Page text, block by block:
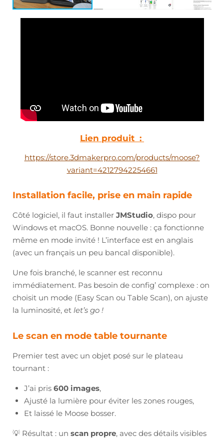
Lien produit :
https://store.3dmakerpro.com/products/moose?
variant=42127942254661
Installation facile, prise en main rapide
Côté logiciel, il faut installer JMStudio, dispo pour
Windows et macOS. Bonne nouvelle : ça fonctionne
même en mode invité ! L’interface est en anglais
(avec un français un peu bancal disponible).
Une fois branché, le scanner est reconnu
immédiatement. Pas besoin de config’ complexe : on
choisit un mode (Easy Scan ou Table Scan), on ajuste
la luminosité, et let’s go !
Le scan en mode table tournante
Premier test avec un objet posé sur le plateau
tournant :
J’ai pris 600 images,
Ajusté la lumière pour éviter les zones rouges,
Et laissé le Moose bosser.
💡 Résultat : un scan propre, avec des détails visibles